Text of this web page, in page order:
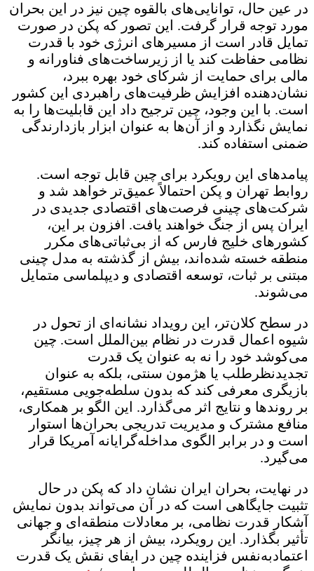
در عین حال، توانایی‌های بالقوه چین نیز در این بحران
مورد توجه قرار گرفت. این تصور که پکن در صورت
تمایل قادر است از مسیرهای انرژی خود با قدرت
نظامی حفاظت کند یا از زیرساخت‌های فناورانه و
مالی برای حمایت از شرکای خود بهره ببرد،
نشان‌دهنده افزایش ظرفیت‌های راهبردی این کشور
است. با این وجود، چین ترجیح داد این قابلیت‌ها را به
نمایش نگذارد و از آن‌ها به عنوان ابزار بازدارندگی
ضمنی استفاده کند.
پیامدهای این رویکرد برای چین قابل توجه است.
روابط تهران و پکن احتمالاً عمیق‌تر خواهد شد و
شرکت‌های چینی فرصت‌های اقتصادی جدیدی در
ایران پس از جنگ خواهند یافت. افزون بر این،
کشورهای خلیج فارس که از بی‌ثباتی‌های مکرر
منطقه خسته شده‌اند، بیش از گذشته به مدل چینی
مبتنی بر ثبات، توسعه اقتصادی و دیپلماسی متمایل
می‌شوند.
در سطح کلان‌تر، این رویداد نشانه‌ای از تحول در
شیوه اعمال قدرت در نظام بین‌الملل است. چین
می‌کوشد خود را نه به عنوان یک قدرت
تجدیدنظرطلب یا هژمون سنتی، بلکه به عنوان
بازیگری معرفی کند که بدون سلطه‌جویی مستقیم،
بر روندها و نتایج اثر می‌گذارد. این الگو بر همکاری،
منافع مشترک و مدیریت تدریجی بحران‌ها استوار
است و در برابر الگوی مداخله‌گرایانه آمریکا قرار
می‌گیرد.
در نهایت، بحران ایران نشان داد که پکن در حال
تثبیت جایگاهی است که در آن می‌تواند بدون نمایش
آشکار قدرت نظامی، بر معادلات منطقه‌ای و جهانی
تأثیر بگذارد. این رویکرد، بیش از هر چیز، بیانگر
اعتمادبه‌نفس فزاینده چین در ایفای نقش یک قدرت